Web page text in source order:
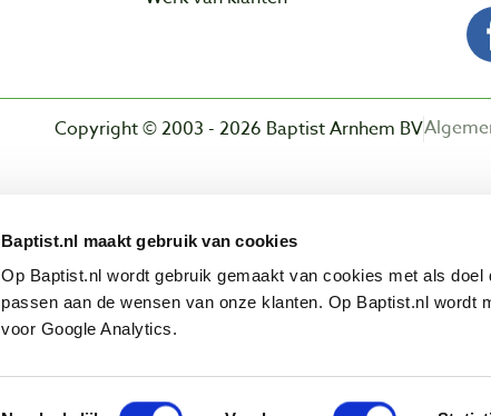
Baptist.nl maakt gebruik van cookies
Op Baptist.nl wordt gebruik gemaakt van cookies met als
passen aan de wensen van onze klanten. Op Baptist.nl wordt
voor Google Analytics.
Toestemmingsselectie
Copyright © 2003 - 2026 Baptist Arnhem BV